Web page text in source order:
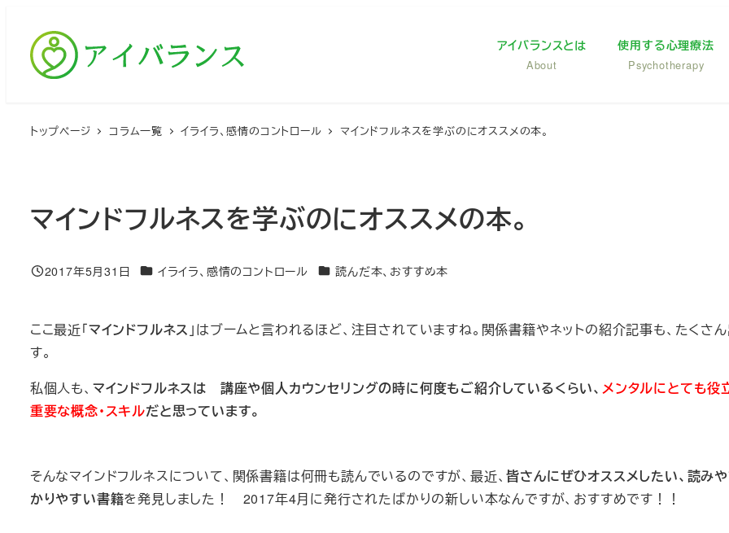
アイバランスとは
About
使用する心理療法
Psychotherapy
トップページ コラム一覧 イライラ、感情のコントロール マインドフルネスを学ぶのにオススメの本。
マインドフルネスを学ぶのにオススメの本。
投稿日
2017年5月31日 カテゴリー
イライラ、感情のコントロール カテゴリー
読んだ本、おすすめ本
ここ最近「マインドフルネス 」はブームと言われるほど、注目されていますね。関係書籍やネットの紹介記事も、たくさ
す。
私個人も、 マインドフルネスは 講座や個人カウンセリングの時に何度もご紹介しているくらい、 メンタルにとても役
重要な概念・スキルだと思っています。
そんなマインドフルネスについて、関係書籍は何冊も読んでいるのですが、最近、皆さんにぜひオススメしたい、読み
かりやすい書籍を発見しました！ 2017年4月に発行されたばかりの新しい本なんですが、おすすめです！！